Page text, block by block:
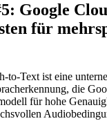
Google
für
to-Text ist eine
die
für hohe